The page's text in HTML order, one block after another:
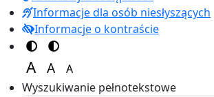
Informacje dla osób niesłyszących
Informacje o kontraście
Switch to color theme
Switch to high visibility theme
A
Set font size to 150%
A
Set font size to 125%
A
Set font size to 100%
Wyszukiwanie pełnotekstowe